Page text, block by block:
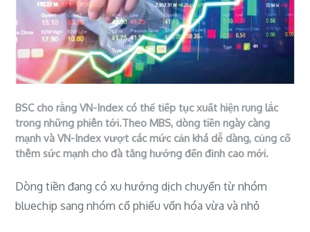
BSC cho rằng VN-Index có thể tiếp tục xuất hiện rung lắc
trong những phiên tới.Theo MBS, dòng tiền ngày càng
mạnh và VN-Index vượt các mức cản khá dễ dàng, củng cố
thêm sức mạnh cho đà tăng hướng đến đỉnh cao mới.
Dòng tiền đang có xu hướng dịch chuyển từ nhóm
bluechip sang nhóm cổ phiếu vốn hóa vừa và nhỏ